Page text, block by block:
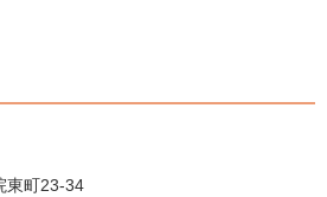
東町23-34